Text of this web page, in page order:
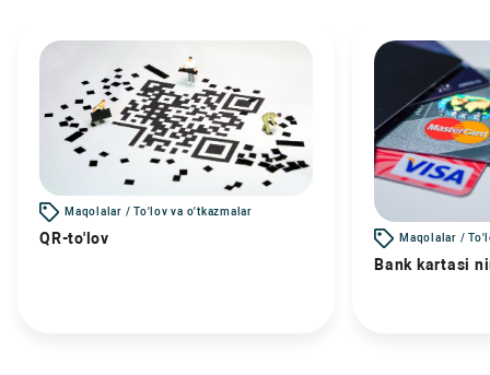
Maqolalar / To'lov va o'tkazmalar
QR-to'lov Maqolalar /
Bank kartasi